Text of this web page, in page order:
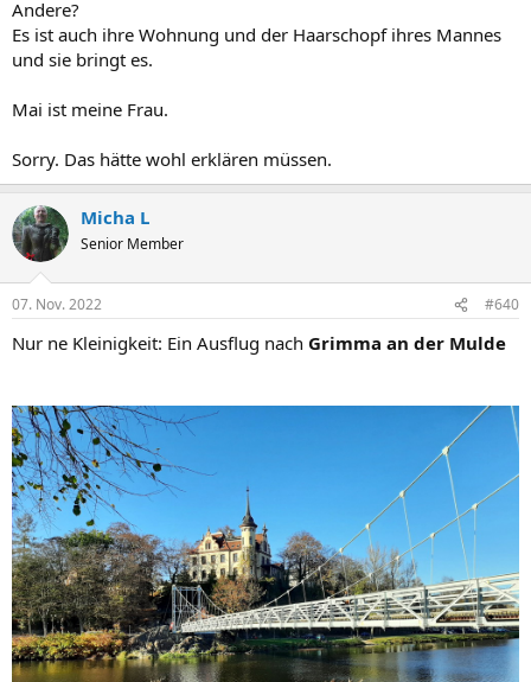
Andere?
Es ist auch ihre Wohnung und der Haarschopf ihres Mannes
und sie bringt es.
Mai ist meine Frau.
Sorry. Das hätte wohl erklären müssen.
Micha L
Senior Member
07. Nov. 2022 #640
Nur ne Kleinigkeit: Ein Ausflug nach Grimma an der Mulde